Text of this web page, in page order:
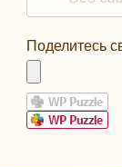
Поделитесь